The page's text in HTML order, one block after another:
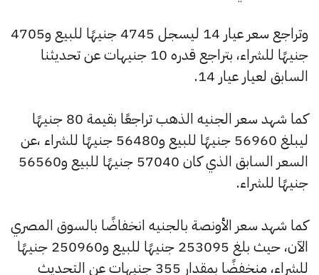
وتراجع سعر عيار 14 ليسجل 4745 جنيهًا للبيع و4705
جنيهًا للشراء، بتراجع قدره 10 جنيهات عن تحديثنا
السابق لعيار عيار 14.
كما شهد سعر الجنيه الذهب تراجعًا بقيمة 80 جنيهًا
ليبلغ 56960 جنيهًا للبيع و56480 جنيهًا للشراء ،عن
السعر السابق الذي كان 57040 جنيهًا للبيع و56560
جنيهًا للشراء.
كما شهد سعر الأونصة بالجنيه انخفاضًا بالسوق المصري
الآن، حيث بلغ 253095 جنيهًا للبيع و250960 جنيهًا
للشراء، منخفضًا بمقدار 355 جنيهات عن التحديث